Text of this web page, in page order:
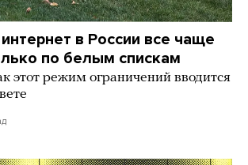
в России все чаще
по белым спискам
этот режим ограничений вводится